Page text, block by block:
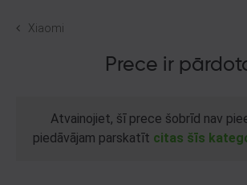
Xiaomi
Prece ir
Atvainojiet, šī prece šobrīd nav
piedāvājam parskatīt citas šīs